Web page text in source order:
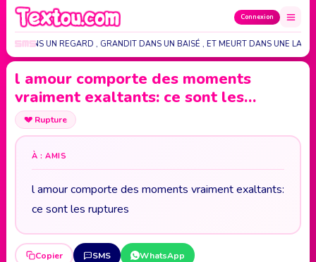
Connexion
DANS UN REGARD , GRANDIT DANS UN BAISÉ , ET MEURT DANS UNE
l amour comporte des moments
vraiment exaltants: ce sont les…
💔 Rupture
À : AMIS
l amour comporte des moments vraiment exaltants:
ce sont les ruptures
Copier SMS WhatsApp